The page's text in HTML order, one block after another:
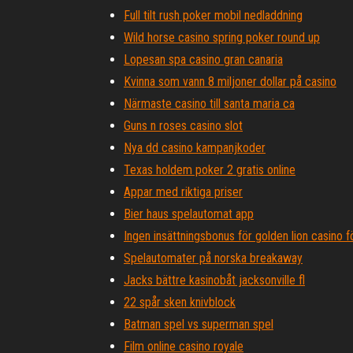
Full tilt rush poker mobil nedladdning
Wild horse casino spring poker round up
Lopesan spa casino gran canaria
Kvinna som vann 8 miljoner dollar på casino
Närmaste casino till santa maria ca
Guns n roses casino slot
Nya dd casino kampanjkoder
Texas holdem poker 2 gratis online
Appar med riktiga priser
Bier haus spelautomat app
Ingen insättningsbonus för golden lion casino
Spelautomater på norska breakaway
Jacks bättre kasinobåt jacksonville fl
22 spår sken knivblock
Batman spel vs superman spel
Film online casino royale